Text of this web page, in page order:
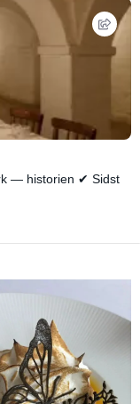
— historien ✔ Sidst